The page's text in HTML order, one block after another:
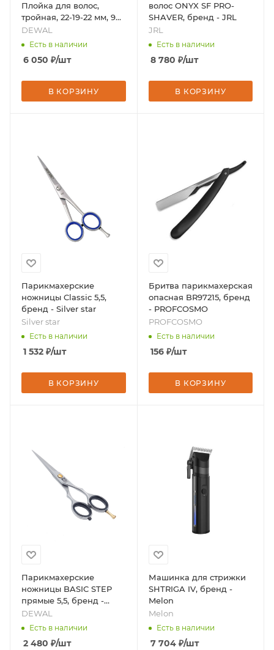
Плойка для волос,
тройная, 22-19-22 мм, 90
Вт, бренд - DEWAL
DEWAL
Есть в наличии
6 050 ₽/шт
В КОРЗИНУ
волос ONYX SF PRO-
SHAVER, бренд - JRL
JRL
Есть в наличии
8 780 ₽/шт
В КОРЗИНУ
Парикмахерские
ножницы Classic 5,5,
бренд - Silver star
Silver star
Есть в наличии
1 532 ₽/шт
В КОРЗИНУ
Бритва парикмахерская
опасная BR97215, бренд
- PROFCOSMO
PROFCOSMO
Есть в наличии
156₽/шт
В КОРЗИНУ
Парикмахерские
ножницы BASIC STEP
прямые 5,5, бренд -
DEWAL
DEWAL
Есть в наличии
2 480 ₽/шт
Машинка для стрижки
SHTRIGA IV, бренд -
Melon
Melon
Есть в наличии
7 704₽/шт